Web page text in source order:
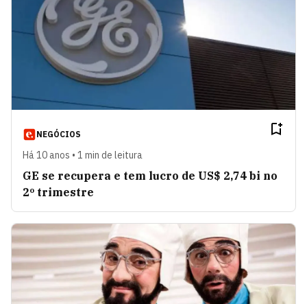
NEGÓCIOS
Há 10 anos • 1 min de leitura
GE se recupera e tem lucro de US$ 2,74 bi no
2º trimestre